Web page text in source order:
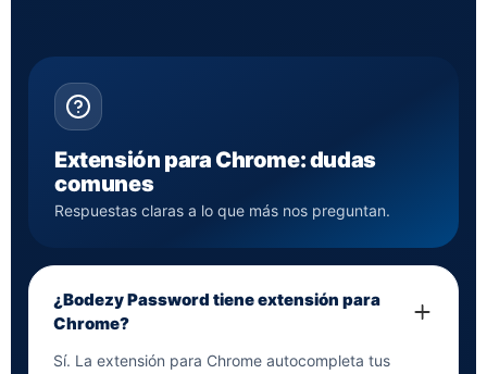
Extensión para Chrome: dudas
comunes
Respuestas claras a lo que más nos preguntan.
¿Bodezy Password tiene extensión para
Chrome?
Sí. La extensión para Chrome autocompleta tus